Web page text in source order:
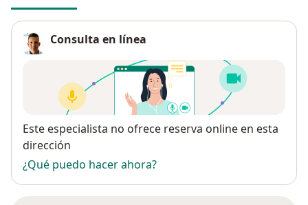
Consulta en línea
Disponibilidad
Este especialista no ofrece reserva online en esta
dirección
¿Qué puedo hacer ahora?